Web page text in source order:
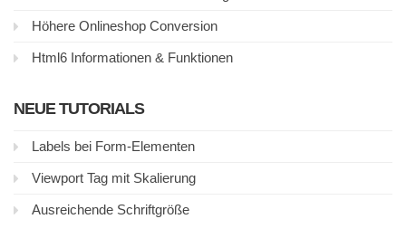
Höhere Onlineshop Conversion
Html6 Informationen & Funktionen
NEUE TUTORIALS
Labels bei Form-Elementen
Viewport Tag mit Skalierung
Ausreichende Schriftgröße